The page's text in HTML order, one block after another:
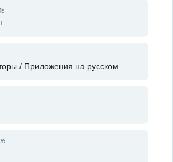
+
/ Приложения на русском